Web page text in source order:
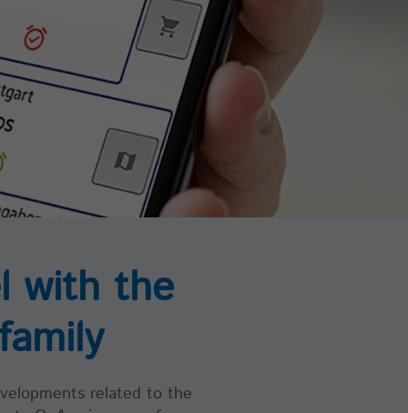
with the
related to the